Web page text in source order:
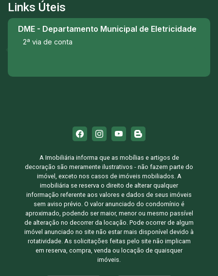
Links Úteis
DME - Departamento Municipal de Eletricidade
2ª via de conta
A Imobiliária informa que as mobílias e artigos de
decoração são meramente ilustrativos - não fazem parte do
imóvel, exceto nos casos de imóveis mobiliados. A
imobiliária se reserva o direito de alterar qualquer
informação referente aos valores e dados de seus imóveis
sem aviso prévio. O valor anunciado do condomínio é
aproximado, podendo ser maior, menor ou mesmo passível
de alteração no decorrer da locação. Pode ocorrer de algum
imóvel anunciado no site não estar mais disponível devido à
rotatividade. As solicitações feitas pelo site não implicam
em reserva, compra, venda ou locação de quaisquer
imóveis.